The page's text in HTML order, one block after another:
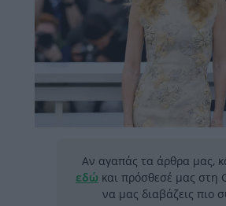
Αν αγαπάς τα άρθρα μας,
εδώ και πρόσθεσέ μας στη
να μας διαβάζεις πιο